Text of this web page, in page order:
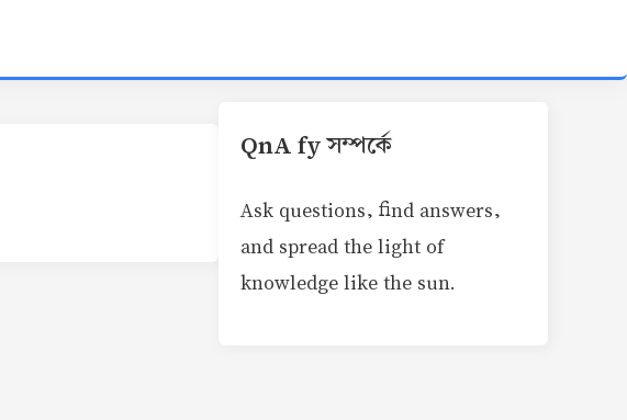
QnA fy সম্পর্কে
Ask questions, find answers,
and spread the light of
knowledge like the sun.